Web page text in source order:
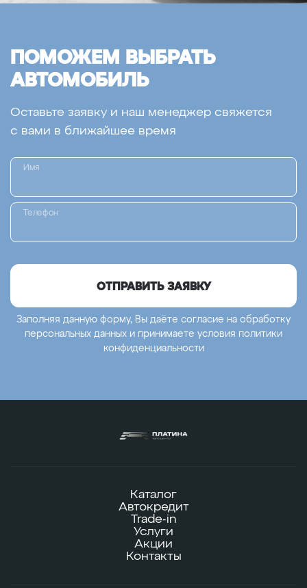
ПОМОЖЕМ ВЫБРАТЬ
АВТОМОБИЛЬ
Оставьте заявку и наш менеджер свяжется
с вами в ближайшее время
Имя
Телефон
ОТПРАВИТЬ ЗАЯВКУ
Заполняя данную форму, Вы даёте согласие на обработку
персональных данных и принимаете условия политики
конфиденциальности
Каталог
Автокредит
Trade-in
Услуги
Акции
Контакты